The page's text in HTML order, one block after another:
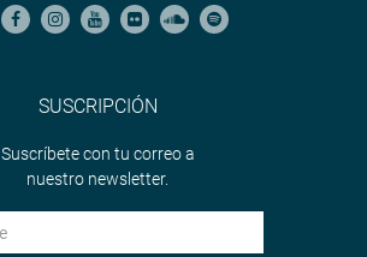
SUSCRIPCIÓN
Suscríbete con tu correo a
nuestro newsletter.